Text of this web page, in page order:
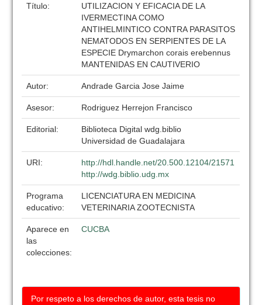
Título:
UTILIZACION Y EFICACIA DE LA
IVERMECTINA COMO
ANTIHELMINTICO CONTRA PARASITOS
NEMATODOS EN SERPIENTES DE LA
ESPECIE Drymarchon corais erebennus
MANTENIDAS EN CAUTIVERIO
Autor: Andrade Garcia Jose Jaime
Asesor: Rodriguez Herrejon Francisco
Editorial:
Biblioteca Digital wdg.biblio
Universidad de Guadalajara
URI:
http://hdl.handle.net/20.500.12104/21571
http://wdg.biblio.udg.mx
Programa
educativo:
LICENCIATURA EN MEDICINA
VETERINARIA ZOOTECNISTA
Aparece en
las
colecciones:
CUCBA
Por respeto a los derechos de autor, esta tesis no